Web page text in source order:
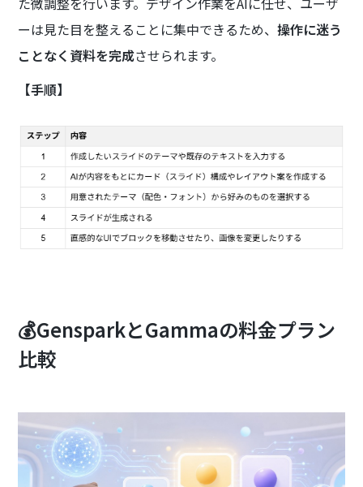
ーは見た目を整えることに集中できるため、操作に迷う
ことなく資料を完成させられます。
【手順】
💰GensparkとGammaの料金プラン
比較